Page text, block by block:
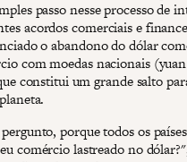
passo nesse processo de
acordos comerciais e
o abandono do dólar
com moedas nacionais
constitui um grande salto
porque todos os
comércio lastreado no